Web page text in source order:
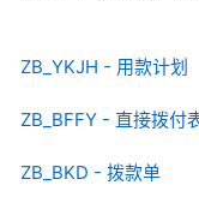
ZB_YKJH - 用款计划
ZB_BFFY - 直接拨付
ZB_BKD - 拨款单